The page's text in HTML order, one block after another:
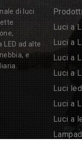
di luci
LED ad alte
e
Luci a
Luci a
Luci a
Luci a
Luci
Luci a
Luci a